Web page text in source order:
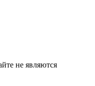
не являются